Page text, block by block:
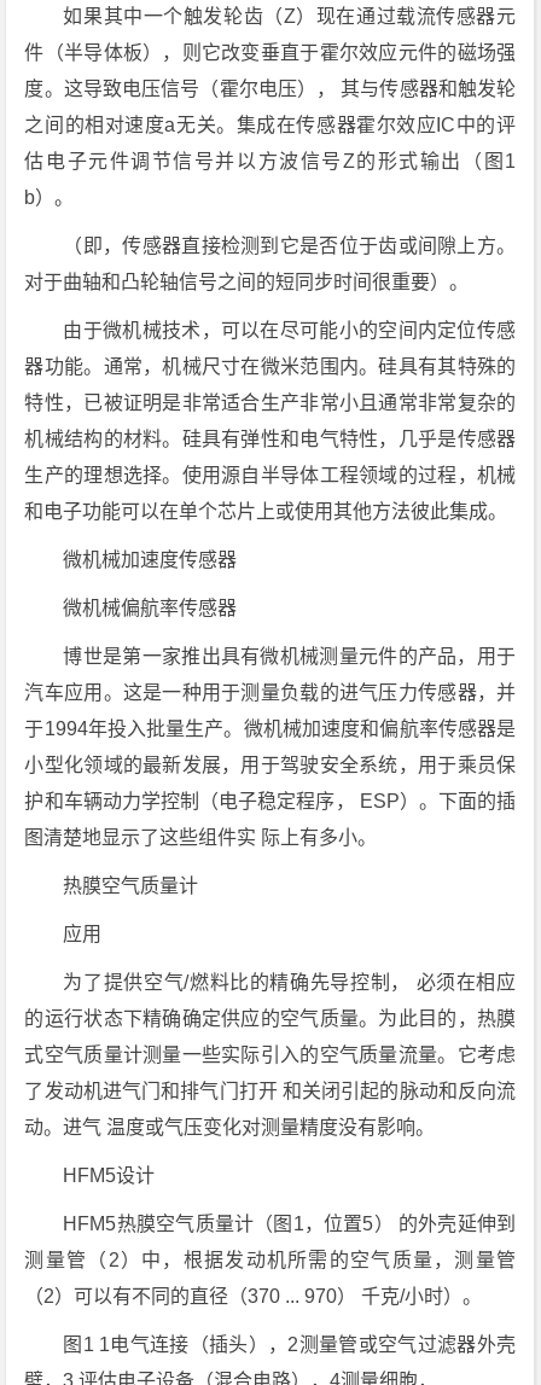
如果其中一个触发轮齿（Z）现在通过载流传感器元
件（半导体板），则它改变垂直于霍尔效应元件的磁场强
度。这导致电压信号（霍尔电压）， 其与传感器和触发轮
之间的相对速度a无关。集成在传感器霍尔效应IC中的评
估电子元件调节信号并以方波信号Z的形式输出（图1
b）。
（即，传感器直接检测到它是否位于齿或间隙上方。
对于曲轴和凸轮轴信号之间的短同步时间很重要）。
由于微机械技术，可以在尽可能小的空间内定位传感
器功能。通常，机械尺寸在微米范围内。硅具有其特殊的
特性，已被证明是非常适合生产非常小且通常非常复杂的
机械结构的材料。硅具有弹性和电气特性，几乎是传感器
生产的理想选择。使用源自半导体工程领域的过程，机械
和电子功能可以在单个芯片上或使用其他方法彼此集成。
微机械加速度传感器
微机械偏航率传感器
博世是第一家推出具有微机械测量元件的产品，用于
汽车应用。这是一种用于测量负载的进气压力传感器，并
于1994年投入批量生产。微机械加速度和偏航率传感器是
小型化领域的最新发展，用于驾驶安全系统，用于乘员保
护和车辆动力学控制（电子稳定程序， ESP）。下面的插
图清楚地显示了这些组件实 际上有多小。
热膜空气质量计
应用
为了提供空气/燃料比的精确先导控制， 必须在相应
的运行状态下精确确定供应的空气质量。为此目的，热膜
式空气质量计测量一些实际引入的空气质量流量。它考虑
了发动机进气门和排气门打开 和关闭引起的脉动和反向流
动。进气 温度或气压变化对测量精度没有影响。
HFM5设计
HFM5热膜空气质量计（图1，位置5） 的外壳延伸到
测量管（2）中，根据发动机所需的空气质量，测量管
（2）可以有不同的直径（370 ... 970） 千克/小时）。
图1 1电气连接（插头），2测量管或空气过滤器外壳